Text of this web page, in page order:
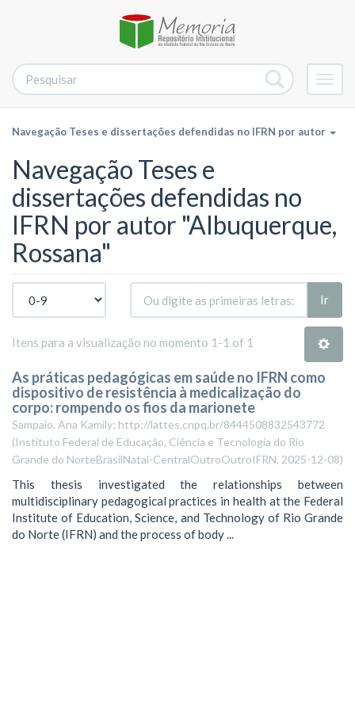
Navegação Teses e dissertações defendidas no IFRN por autor
Navegação Teses e
dissertações defendidas no
IFRN por autor "Albuquerque,
Rossana"
Ir
Itens para a visualização no momento 1-1 of 1
As práticas pedagógicas em saúde no IFRN como
dispositivo de resistência à medicalização do
corpo: rompendo os fios da marionete
Sampaio, Ana Kamily; http://lattes.cnpq.br/8444508832543772
(Instituto Federal de Educação, Ciência e Tecnologia do Rio
Grande do NorteBrasilNatal-CentralOutroOutroIFRN, 2025-12-08)
This thesis investigated the relationships between
multidisciplinary pedagogical practices in health at the Federal
Institute of Education, Science, and Technology of Rio Grande
do Norte (IFRN) and the process of body ...